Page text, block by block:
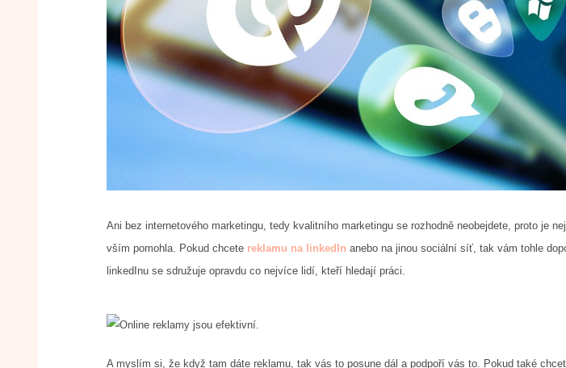
Ani bez internetového marketingu, tedy kvalitního marketingu se rozhodně neobejdete, proto je
vším pomohla. Pokud chcete reklamu na linkedIn anebo na jinou sociální síť, tak vám tohle
linkedInu se sdružuje opravdu co nejvíce lidí, kteří hledají práci.
A myslím si, že když tam dáte reklamu, tak vás to posune dál a podpoří vás to. Pokud také